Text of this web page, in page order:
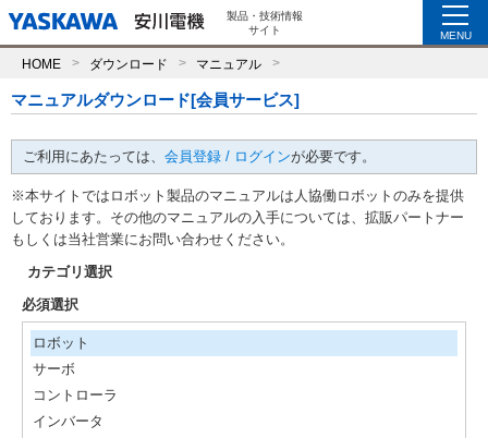
製品・技術情報
サイト
MENU
HOME ダウンロード マニュアル
マニュアルダウンロード[会員サービス]
ご利用にあたっては、 会員登録 / ログインが必要です。
※本サイトではロボット製品のマニュアルは人協働ロボットのみを提供
しております。その他のマニュアルの入手については、拡販パートナー
もしくは当社営業にお問い合わせください。
カテゴリ選択
必須選択
ロボット
サーボ
コントローラ
インバータ